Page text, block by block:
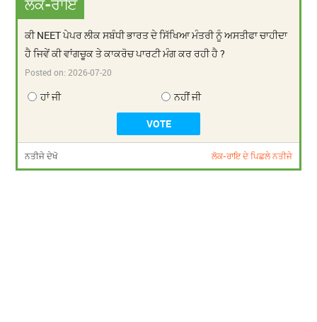
ਲੋਕ-ਰਾਇ
ਕੀ NEET ਪੇਪਰ ਲੀਕ ਸਬੰਧੀ ਭਾਰਤ ਦੇ ਸਿੱਖਿਆ ਮੰਤਰੀ ਨੂੰ ਅਸਤੀਫਾ ਚਾਹੀਦਾ
ਹੈ ਜਿਵੇਂ ਕੀ ਵਾਂਗਚੂਕ ਤੇ ਕਾਕਰੋਚ ਪਾਰਟੀ ਮੰਗ ਕਰ ਰਹੀ ਹੈ ?
Posted on:2026-07-20
ਹਾਂ ਜੀ ਨਹੀਂ ਜੀ
ਨਤੀਜੇ ਦੇਖੋ ਲੋਕ-ਰਾਇ ਦੇ ਪਿਛਲੇ ਨਤੀਜੇ